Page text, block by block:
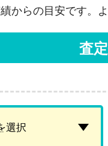
績からの目安です
査